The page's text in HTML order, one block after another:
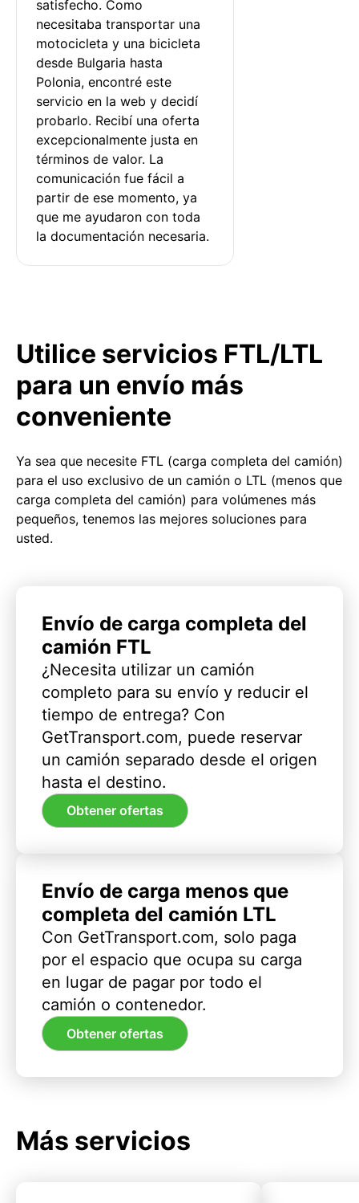
satisfecho. Como
necesitaba transportar una
motocicleta y una bicicleta
desde Bulgaria hasta
Polonia, encontré este
servicio en la web y decidí
probarlo. Recibí una oferta
excepcionalmente justa en
términos de valor. La
comunicación fue fácil a
partir de ese momento, ya
que me ayudaron con toda
la documentación necesaria.
Utilice servicios FTL/LTL
para un envío más
conveniente
Ya sea que necesite FTL (carga completa del camión)
para el uso exclusivo de un camión o LTL (menos que
carga completa del camión) para volúmenes más
pequeños, tenemos las mejores soluciones para
usted.
Envío de carga completa del
camión FTL
¿Necesita utilizar un camión
completo para su envío y reducir el
tiempo de entrega? Con
GetTransport.com, puede reservar
un camión separado desde el origen
hasta el destino.
Obtener ofertas
Envío de carga menos que
completa del camión LTL
Con GetTransport.com, solo paga
por el espacio que ocupa su carga
en lugar de pagar por todo el
camión o contenedor.
Obtener ofertas
Más servicios